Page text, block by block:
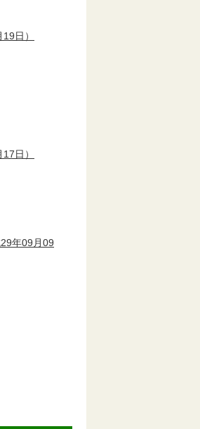
日）
日）
29年09月09